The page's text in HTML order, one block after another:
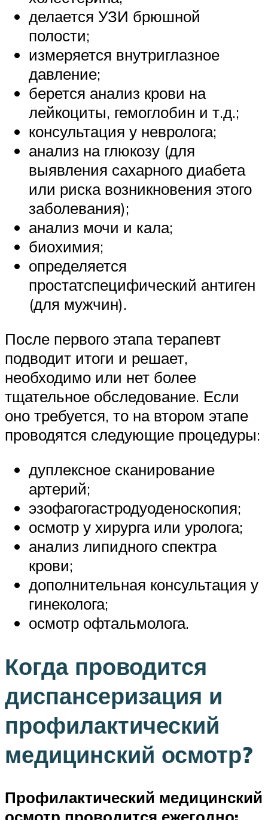
делается УЗИ брюшной
полости;
измеряется внутриглазное
давление;
берется анализ крови на
лейкоциты, гемоглобин и т.д.;
консультация у невролога;
анализ на глюкозу (для
выявления сахарного диабета
или риска возникновения этого
заболевания);
анализ мочи и кала;
биохимия;
определяется
простатспецифический антиген
(для мужчин).
После первого этапа терапевт
подводит итоги и решает,
необходимо или нет более
тщательное обследование. Если
оно требуется, то на втором этапе
проводятся следующие процедуры:
дуплексное сканирование
артерий;
эзофагогастродуоденоскопия;
осмотр у хирурга или уролога;
анализ липидного спектра
крови;
дополнительная консультация у
гинеколога;
осмотр офтальмолога.
Когда проводится
диспансеризация и
профилактический
медицинский осмотр?
Профилактический медицинский